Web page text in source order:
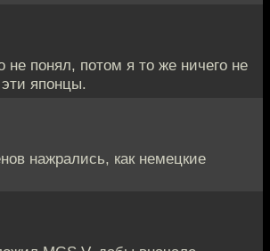
не понял, потом я то же ничего не
японцы.
нажрались, как немецкие